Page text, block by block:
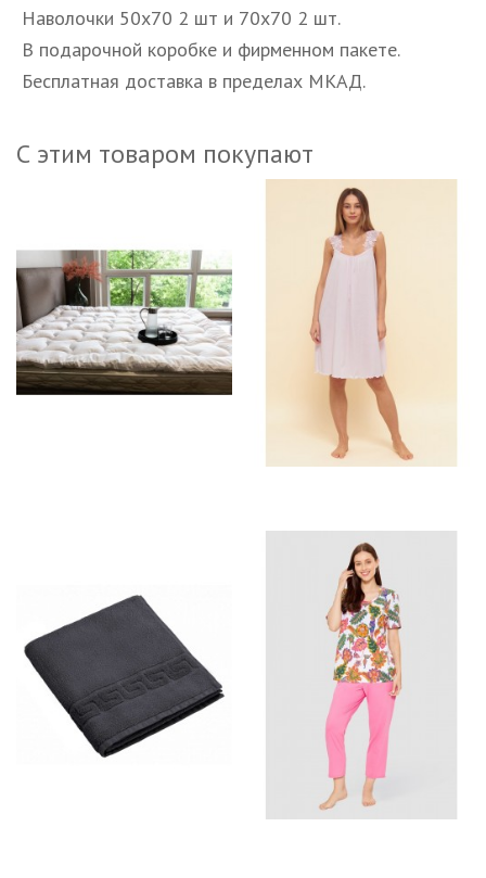
Наволочки 50х70 2 шт и 70х70 2 шт.
В подарочной коробке и фирменном пакете.
Бесплатная доставка в пределах МКАД.
С этим товаром покупают